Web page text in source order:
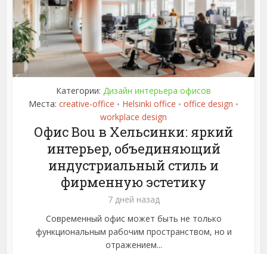
Категории: Дизайн интерьера офисов
Места: creative-office • Helsinki office • office design •
workplace design
Офис Bou в Хельсинки: яркий
интерьер, объединяющий
индустриальный стиль и
фирменную эстетику
7 дней назад
Современный офис может быть не только
функциональным рабочим пространством, но и
отражением...